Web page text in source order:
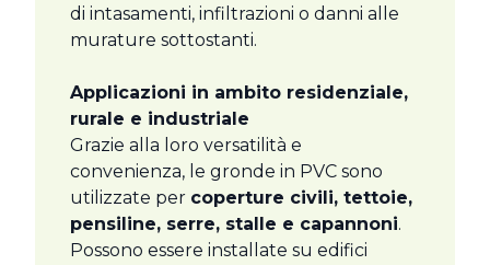
di intasamenti, infiltrazioni o danni alle
murature sottostanti.
Applicazioni in ambito residenziale,
rurale e industriale
Grazie alla loro versatilità e
convenienza, le gronde in PVC sono
utilizzate per coperture civili, tettoie,
pensiline, serre, stalle e capannoni.
Possono essere installate su edifici